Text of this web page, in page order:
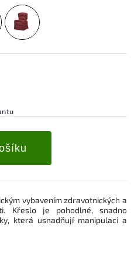
vybavením zdravotnických a
Křeslo je pohodlné, snadno
která usnadňují manipulaci a